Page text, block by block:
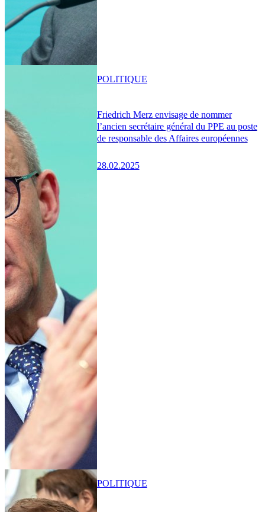
Friedrich Merz envisage de nommer
l’ancien secrétaire général du PPE au poste
de responsable des Affaires européennes
28.02.2025
POLITIQUE
POLITIQUE